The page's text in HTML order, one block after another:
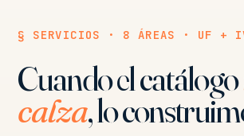
§ SERVICIOS · 8 ÁREAS · UF +
Cuando el catálogo
calza, lo